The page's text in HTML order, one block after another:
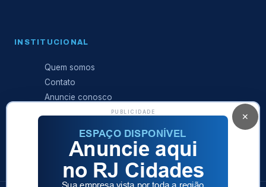
INSTITUCIONAL
Quem somos
Contato
Anuncie conosco
privacidade
✕
PUBLICIDADE